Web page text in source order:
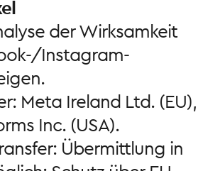
der Wirksamkeit
Instagram-
Meta Ireland Ltd. (EU),
Inc. (USA).
Übermittlung in